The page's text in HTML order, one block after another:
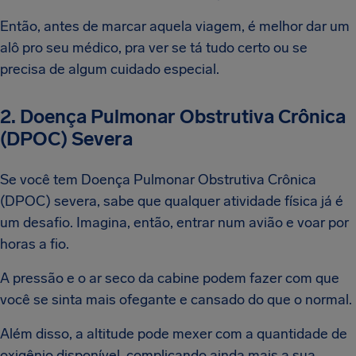
Então, antes de marcar aquela viagem, é melhor dar um
alô pro seu médico, pra ver se tá tudo certo ou se
precisa de algum cuidado especial.
2. Doença Pulmonar Obstrutiva Crônica
(DPOC) Severa
Se você tem Doença Pulmonar Obstrutiva Crônica
(DPOC) severa, sabe que qualquer atividade física já é
um desafio. Imagina, então, entrar num avião e voar por
horas a fio.
A pressão e o ar seco da cabine podem fazer com que
você se sinta mais ofegante e cansado do que o normal.
Além disso, a altitude pode mexer com a quantidade de